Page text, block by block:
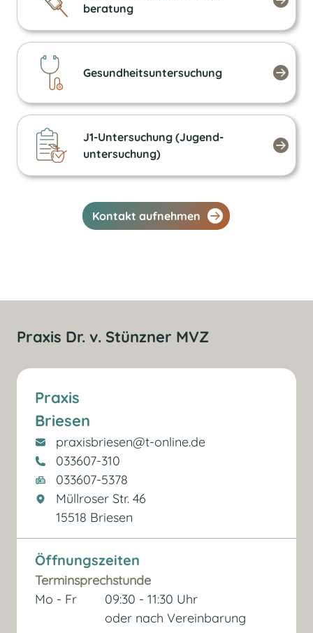
beratung
Gesundheits­untersuchung
J1-Untersuchung (Jugend­
untersuchung)
Kontakt aufnehmen
Praxis Dr. v. Stünzner MVZ
Praxis
Briesen
praxisbriesen@t-online.de
033607-310
033607-5378
Müllroser Str. 46
15518 Briesen
Öffnungszeiten
Terminsprechstunde
Mo - Fr
09:30 - 11:30 Uhr
oder nach Vereinbarung